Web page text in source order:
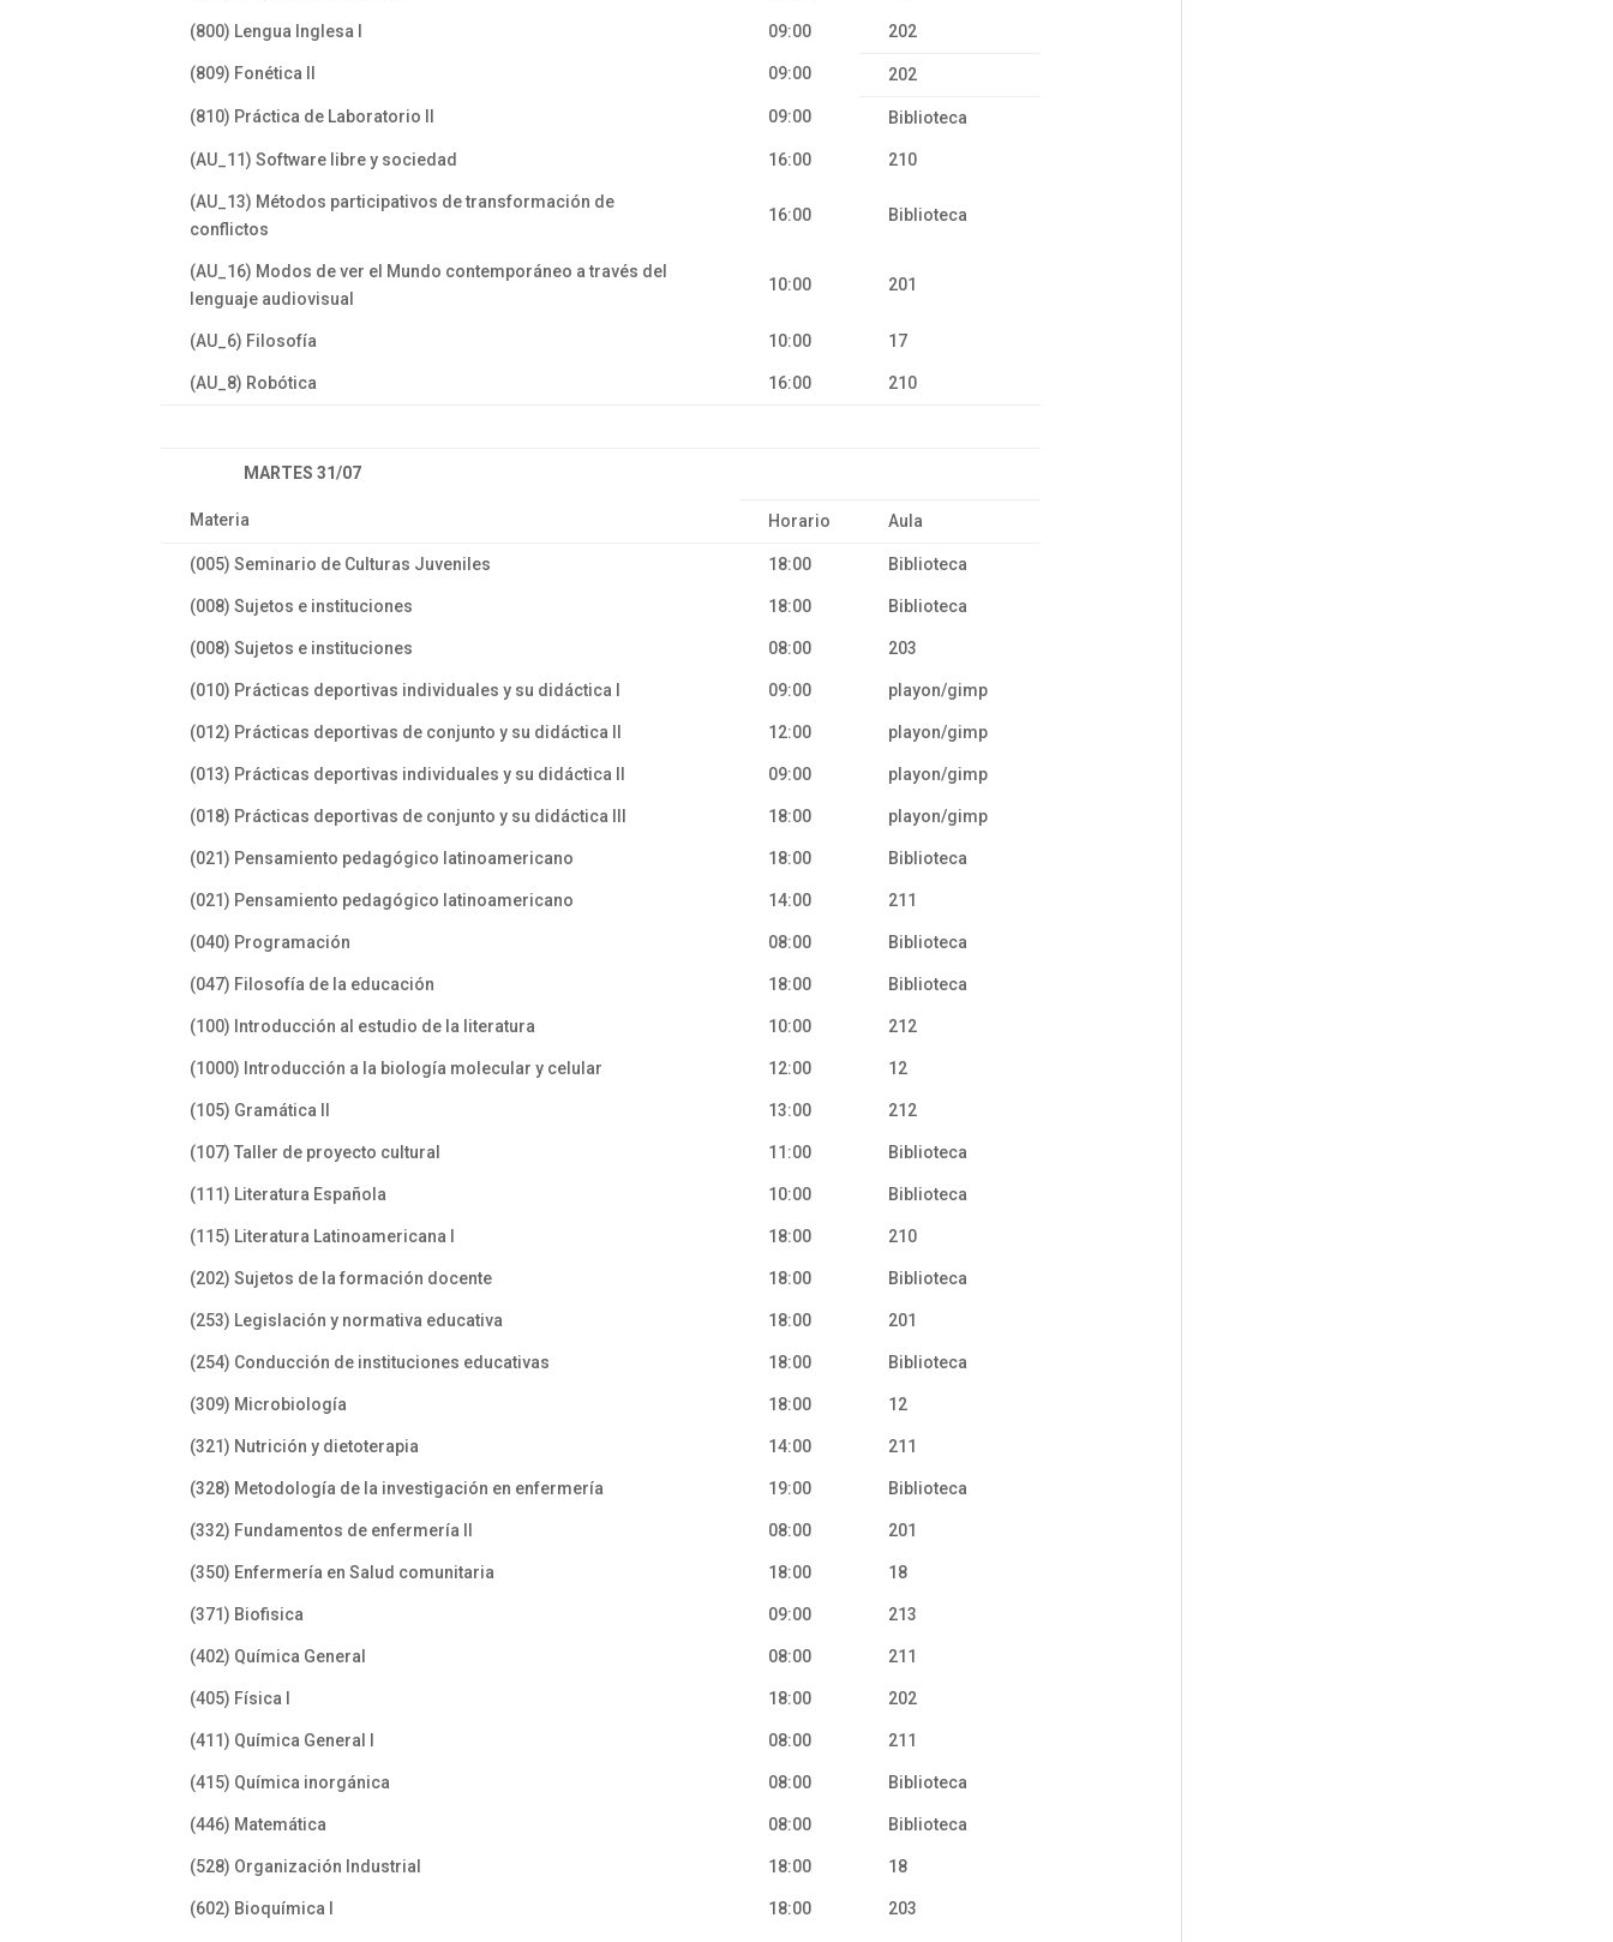
(800) Lengua Inglesa I 09:00 202
(809) Fonética II 09:00 202
(810) Práctica de Laboratorio II 09:00 Biblioteca
(AU_11) Software libre y sociedad 16:00 210
(AU_13) Métodos participativos de transformación de
conflictos
16:00 Biblioteca
(AU_16) Modos de ver el Mundo contemporáneo a través del
lenguaje audiovisual
10:00 201
(AU_6) Filosofía 10:00 17
(AU_8) Robótica 16:00 210
MARTES 31/07
Materia Horario Aula
(005) Seminario de Culturas Juveniles 18:00 Biblioteca
(008) Sujetos e instituciones 18:00 Biblioteca
(008) Sujetos e instituciones 08:00 203
(010) Prácticas deportivas individuales y su didáctica I 09:00 playon/gimp
(012) Prácticas deportivas de conjunto y su didáctica II 12:00 playon/gimp
(013) Prácticas deportivas individuales y su didáctica II 09:00 playon/gimp
(018) Prácticas deportivas de conjunto y su didáctica III 18:00 playon/gimp
(021) Pensamiento pedagógico latinoamericano 18:00 Biblioteca
(021) Pensamiento pedagógico latinoamericano 14:00 211
(040) Programación 08:00 Biblioteca
(047) Filosofía de la educación 18:00 Biblioteca
(100) Introducción al estudio de la literatura 10:00 212
(1000) Introducción a la biología molecular y celular 12:00 12
(105) Gramática II 13:00 212
(107) Taller de proyecto cultural 11:00 Biblioteca
(111) Literatura Española 10:00 Biblioteca
(115) Literatura Latinoamericana I 18:00 210
(202) Sujetos de la formación docente 18:00 Biblioteca
(253) Legislación y normativa educativa 18:00 201
(254) Conducción de instituciones educativas 18:00 Biblioteca
(309) Microbiología 18:00 12
(321) Nutrición y dietoterapia 14:00 211
(328) Metodología de la investigación en enfermería 19:00 Biblioteca
(332) Fundamentos de enfermería II 08:00 201
(350) Enfermería en Salud comunitaria 18:00 18
(371) Biofisica 09:00 213
(402) Química General 08:00 211
(405) Física I 18:00 202
(411) Química General I 08:00 211
(415) Química inorgánica 08:00 Biblioteca
(446) Matemática 08:00 Biblioteca
(528) Organización Industrial 18:00 18
(602) Bioquímica I 18:00 203